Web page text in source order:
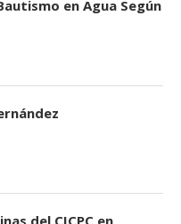
en Agua Según
del CICPC en